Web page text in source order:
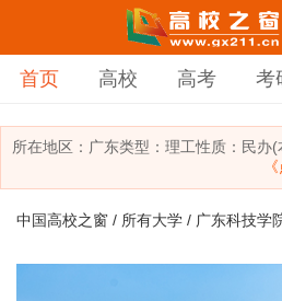
首页 高校 高考 考
所在地区： 广东类型： 理工性质：民办(
中国高校之窗 / 所有大学 / 广东科技学